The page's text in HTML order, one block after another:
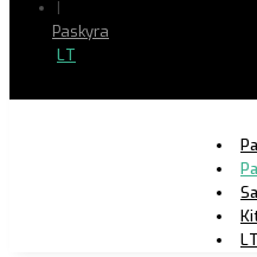
|
Paskyra
LT